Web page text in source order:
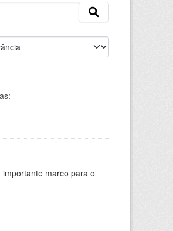
marco para o